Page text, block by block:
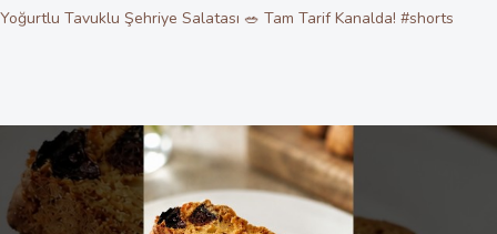
Yoğurtlu Tavuklu Şehriye Salatası 🥗 Tam Tarif Kanalda! #shorts